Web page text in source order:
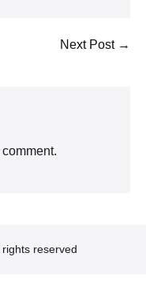
Next Post →
reserved